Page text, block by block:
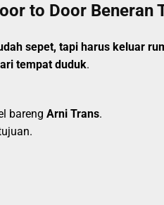
to Door Beneran
sepet, tapi harus keluar
tempat duduk.
bareng Arni Trans.